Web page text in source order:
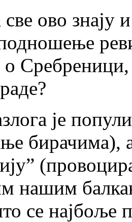
ово знају
о
је
бирачима),
нашим
се најбоље